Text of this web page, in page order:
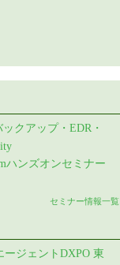
クアップ・EDR・
ハンズオンセミナー
セミナー情報一覧
ージェントDXPO 東